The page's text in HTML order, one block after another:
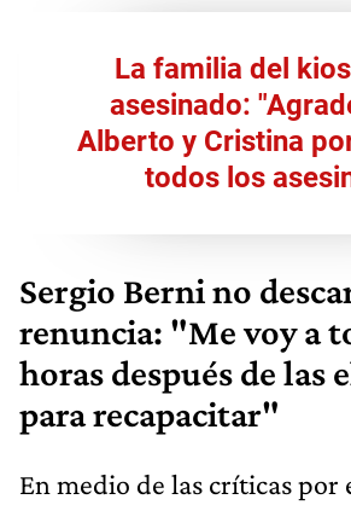
La familia del
asesinado:
Alberto y Cristina
todos los
Sergio Berni no
renuncia: "Me voy a
horas después de las
para recapacitar"
En medio de las críticas por